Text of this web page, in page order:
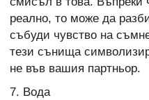
реално, то може да
събуди чувство на
тези сънища
не във вашия партньор.
7. Вода